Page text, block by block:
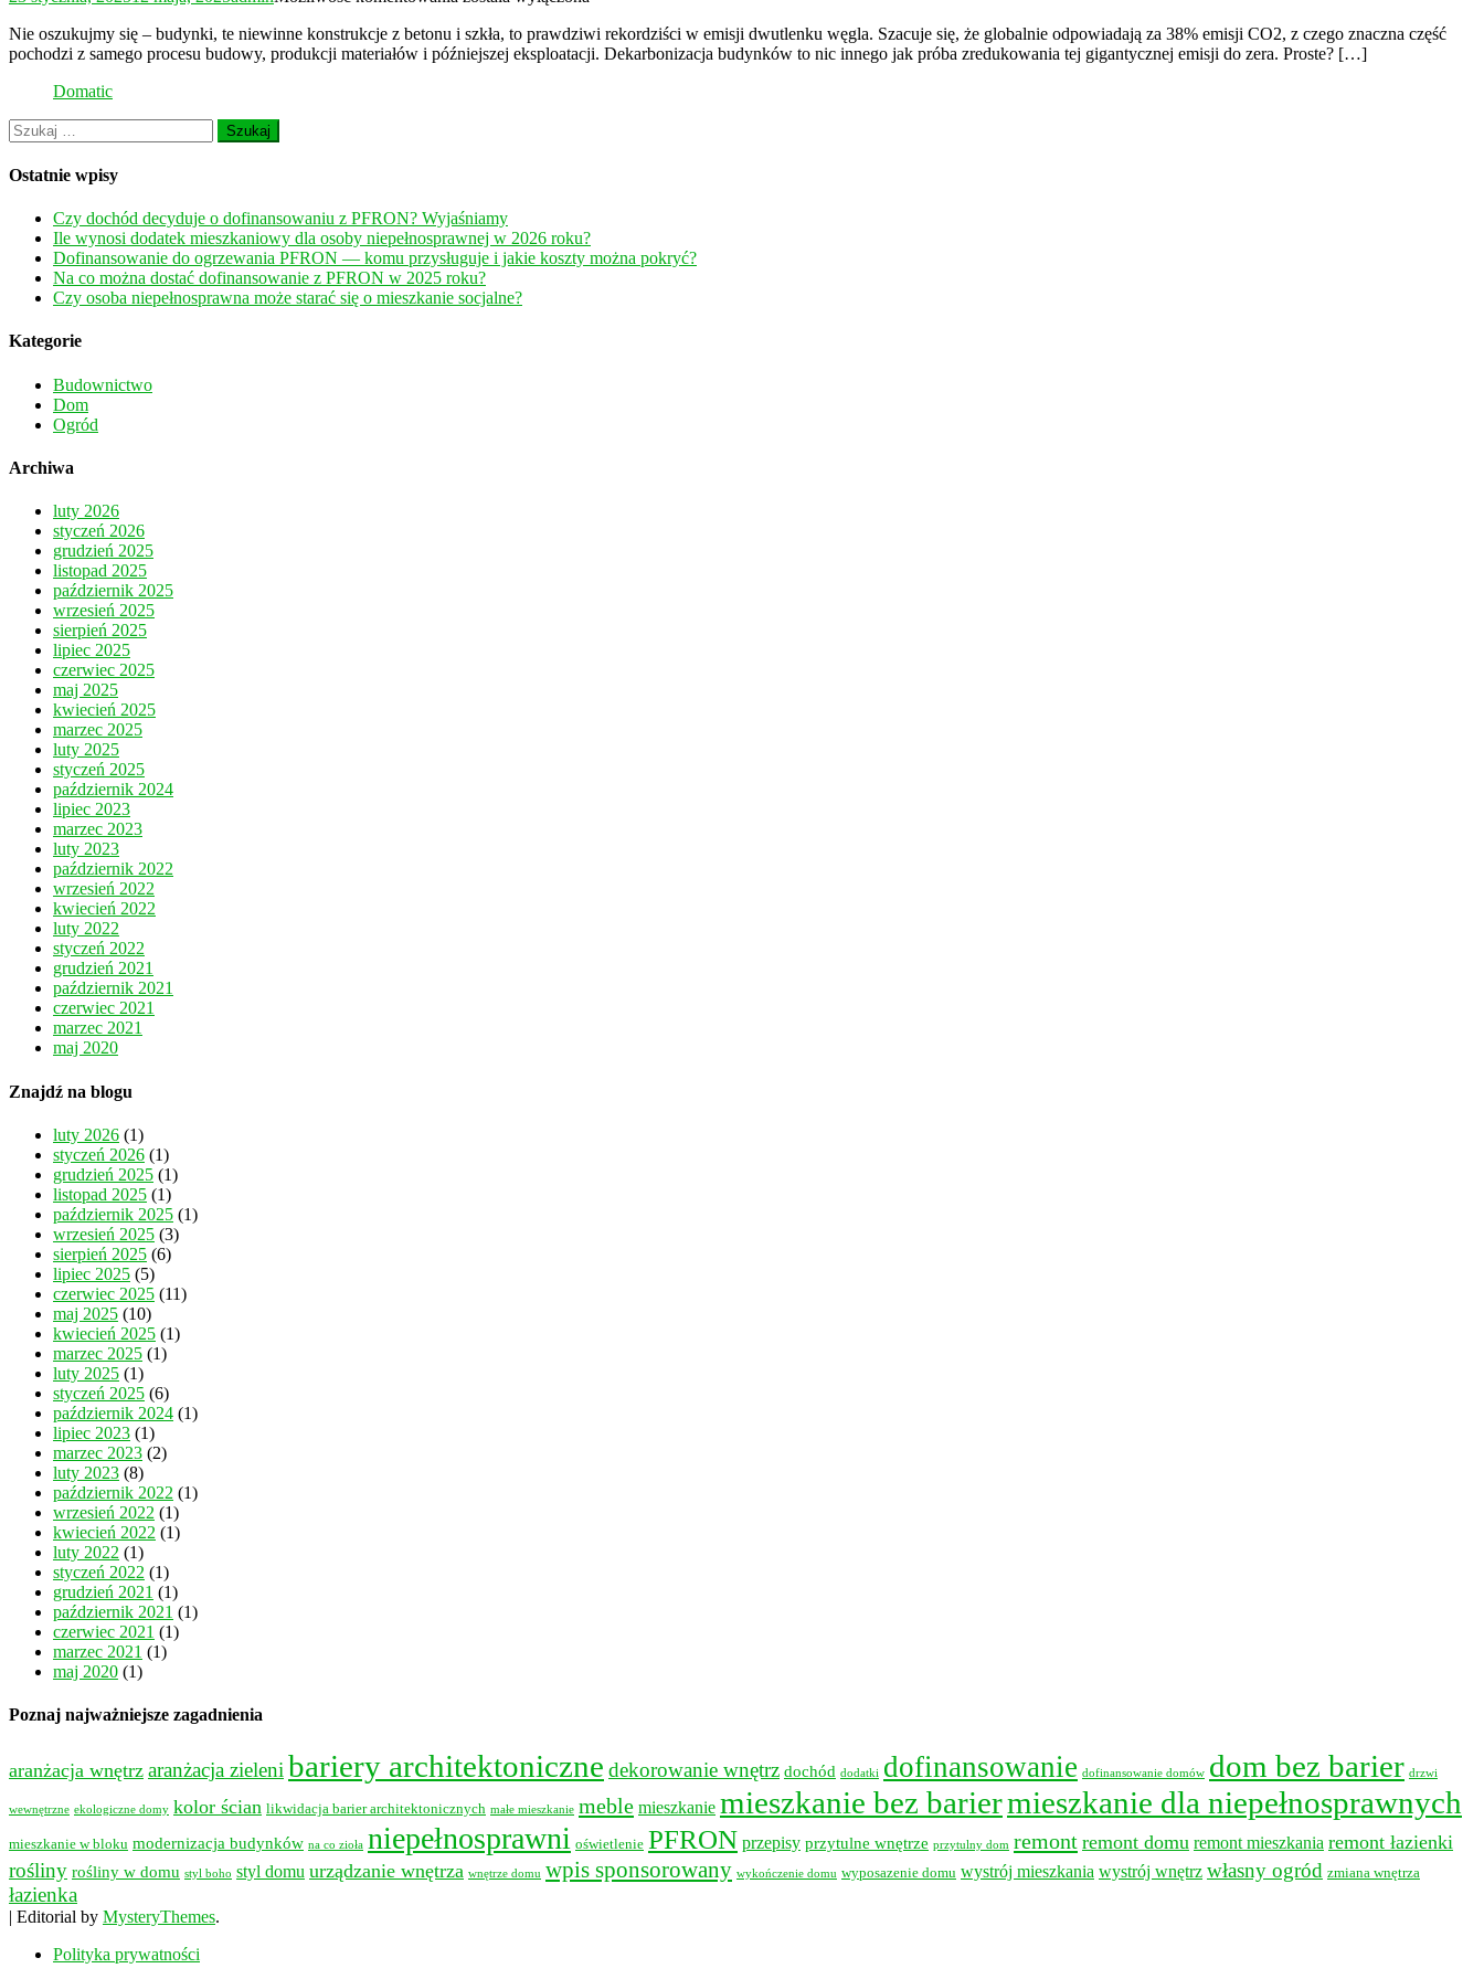
dekarbonizacja
budynków?
Nie oszukujmy się – budynki, te niewinne konstrukcje z betonu i szkła, to prawdziwi rekordziści w emisji dwutlenku węgla. Szacuje się, że globalnie odpowiadają za 38% emisji CO2, z czego znaczna część
pochodzi z samego procesu budowy, produkcji materiałów i późniejszej eksploatacji. Dekarbonizacja budynków to nic innego jak próba zredukowania tej gigantycznej emisji do zera. Proste? […]
Domatic
Szukaj:
Ostatnie wpisy
Czy dochód decyduje o dofinansowaniu z PFRON? Wyjaśniamy
Ile wynosi dodatek mieszkaniowy dla osoby niepełnosprawnej w 2026 roku?
Dofinansowanie do ogrzewania PFRON — komu przysługuje i jakie koszty można pokryć?
Na co można dostać dofinansowanie z PFRON w 2025 roku?
Czy osoba niepełnosprawna może starać się o mieszkanie socjalne?
Kategorie
Budownictwo
Dom
Ogród
Archiwa
luty 2026
styczeń 2026
grudzień 2025
listopad 2025
październik 2025
wrzesień 2025
sierpień 2025
lipiec 2025
czerwiec 2025
maj 2025
kwiecień 2025
marzec 2025
luty 2025
styczeń 2025
październik 2024
lipiec 2023
marzec 2023
luty 2023
październik 2022
wrzesień 2022
kwiecień 2022
luty 2022
styczeń 2022
grudzień 2021
październik 2021
czerwiec 2021
marzec 2021
maj 2020
Znajdź na blogu
luty 2026 (1)
styczeń 2026 (1)
grudzień 2025 (1)
listopad 2025 (1)
październik 2025 (1)
wrzesień 2025 (3)
sierpień 2025 (6)
lipiec 2025 (5)
czerwiec 2025 (11)
maj 2025 (10)
kwiecień 2025 (1)
marzec 2025 (1)
luty 2025 (1)
styczeń 2025 (6)
październik 2024 (1)
lipiec 2023 (1)
marzec 2023 (2)
luty 2023 (8)
październik 2022 (1)
wrzesień 2022 (1)
kwiecień 2022 (1)
luty 2022 (1)
styczeń 2022 (1)
grudzień 2021 (1)
październik 2021 (1)
czerwiec 2021 (1)
marzec 2021 (1)
maj 2020 (1)
Poznaj najważniejsze zagadnienia
aranżacja wnętrz aranżacja zieleni bariery architektoniczne dekorowanie wnętrz dochód dodatki dofinansowanie dofinansowanie domów dom bez barier drzwi
wewnętrzne ekologiczne domy kolor ścian likwidacja barier architektonicznych małe mieszkanie meble mieszkanie mieszkanie bez bariermieszkanie dla niepełnosprawnych
mieszkanie w bloku modernizacja budynków na co zioła niepełnosprawni oświetlenie PFRON przepisy przytulne wnętrze przytulny dom remont remont domu remont mieszkania remont łazienki
rośliny rośliny w domu styl boho styl domu urządzanie wnętrza wnętrze domu wpis sponsorowany wykończenie domu wyposazenie domu wystrój mieszkania wystrój wnętrz własny ogród zmiana wnętrza
łazienka
| Editorial by MysteryThemes.
Polityka prywatności